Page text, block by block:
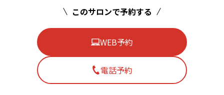
このサロンで予約する
WEB予約
電話予約